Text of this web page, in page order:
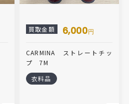
買取金額 6,000円
CARMINA ストレートチッ
プ 7M
衣料品